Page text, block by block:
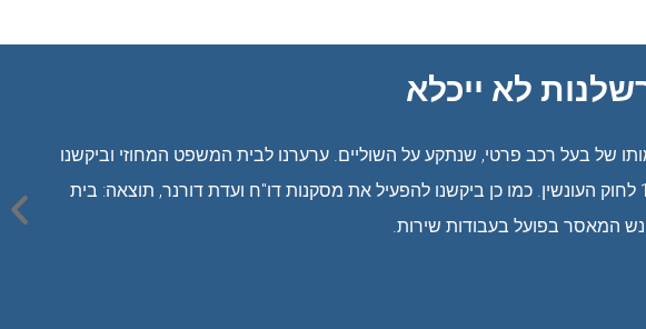
לא ייכלא
של בעל רכב פרטי, שנתקע על השוליים. ערערנו לבית המשפט המחוזי וביקשנו
להקל בעונשו ובעיקר ביקשנו לבטל את המאסר בפועל טענו שעל בית המשפט להכיל את הוראות תיקון 113 לחוק העונשין. כמו כן ביקשנו להפעיל את מסקנות דו"ח ועדת דורנר, תוצאה: בית